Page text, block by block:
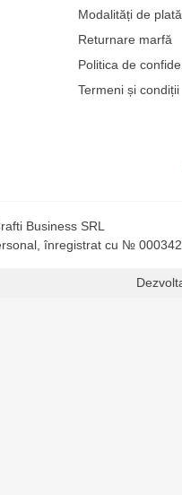
Modalități de plată
Returnare marfă
Politica de
Termeni și condiții
Business SRL
înregistrat cu №